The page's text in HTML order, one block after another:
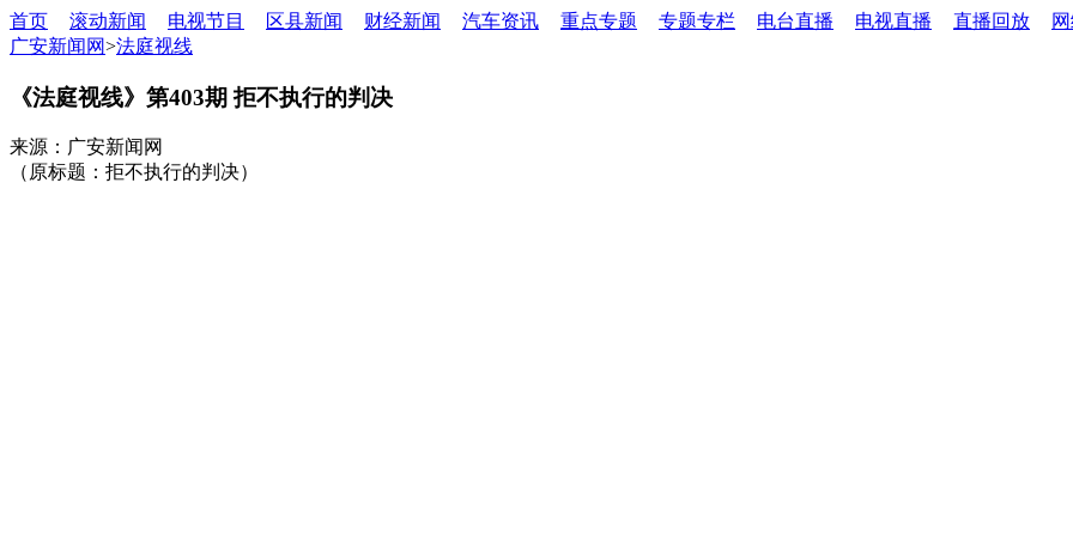
首页 滚动新闻 电视节目 区县新闻 财经新闻 汽车资讯 重点专题 专题专栏 电台直播 电视直播 直播回放
广安新闻网>法庭视线
《法庭视线》第403期 拒不执行的判决
来源：广安新闻网
（原标题：拒不执行的判决）